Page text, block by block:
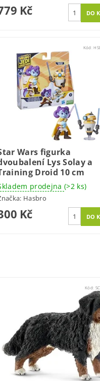
Kč
Kód:
Wars figurka
Lys Solay a
Droid 10 cm
prodejna (>2 ks)
Hasbro
Kč
Kód: